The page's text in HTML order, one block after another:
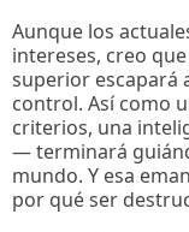
Aunque los
intereses, creo
superior escapará
control. Así como
criterios, una
— terminará
mundo. Y esa
por qué ser